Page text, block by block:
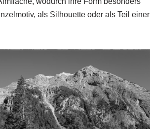
als Silhouette oder als Teil einer